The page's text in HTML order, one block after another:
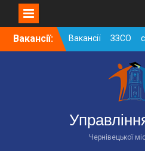
SkipВакансії:
Вакансії ЗЗСО
2026
Вакансії ЗЗСО
Вакансії у
дошкільних
ЗЗСО
01.08.2026 р.
Чернівецької